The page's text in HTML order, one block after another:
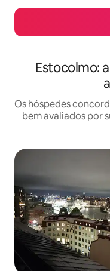
Estocolmo:
Os hóspedes
bem avaliados por